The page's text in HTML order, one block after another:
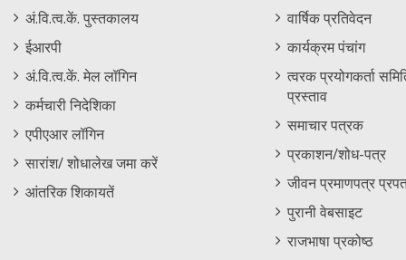
Staff
Footer
Menu
अं.वि.त्व.कें. पुस्तकालय
ईआरपी
अं.वि.त्व.कें. मेल लॉगिन
कर्मचारी निदेशिका
एपीएआर लॉगिन
सारांश/ शोधालेख जमा करें
आंतरिक शिकायतें
Informations
Menu
वार्षिक प्रतिवेदन
कार्यक्रम पंचांग
त्वरक प्रयोगकर्ता
प्रस्ताव
समाचार पत्रक
प्रकाशन/शोध-पत्र
जीवन प्रमाणपत्र
पुरानी वेबसाइट
राजभाषा प्रकोष्ठ